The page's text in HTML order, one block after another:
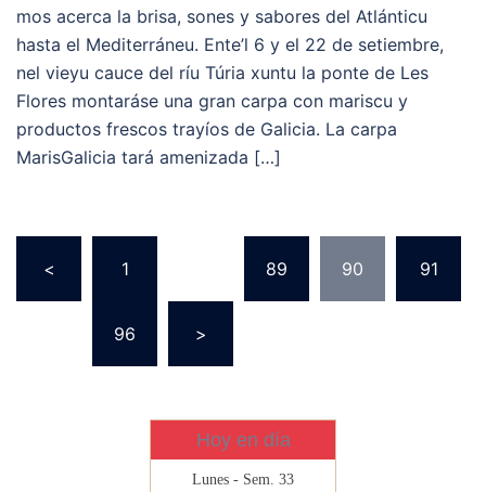
mos acerca la brisa, sones y sabores del Atlánticu
hasta el Mediterráneu. Ente’l 6 y el 22 de setiembre,
nel vieyu cauce del ríu Túria xuntu la ponte de Les
Flores montaráse una gran carpa con mariscu y
productos frescos trayíos de Galicia. La carpa
MarisGalicia tará amenizada […]
de
entradas
< 1 89 90 91
96 >
Hoy en día
Lunes - Sem. 33